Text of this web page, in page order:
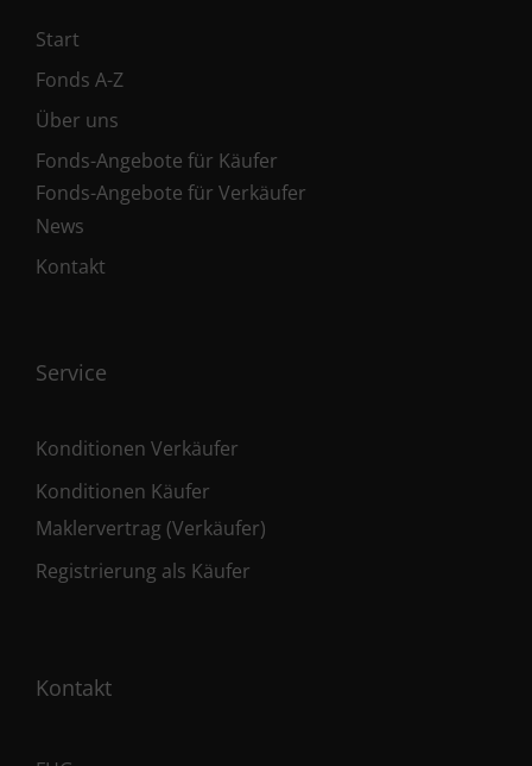
Start
Fonds A-Z
Über uns
Fonds-Angebote für Käufer
Fonds-Angebote für Verkäufer
News
Kontakt
Service
Konditionen Verkäufer
Konditionen Käufer
Maklervertrag (Verkäufer)
Registrierung als Käufer
Kontakt